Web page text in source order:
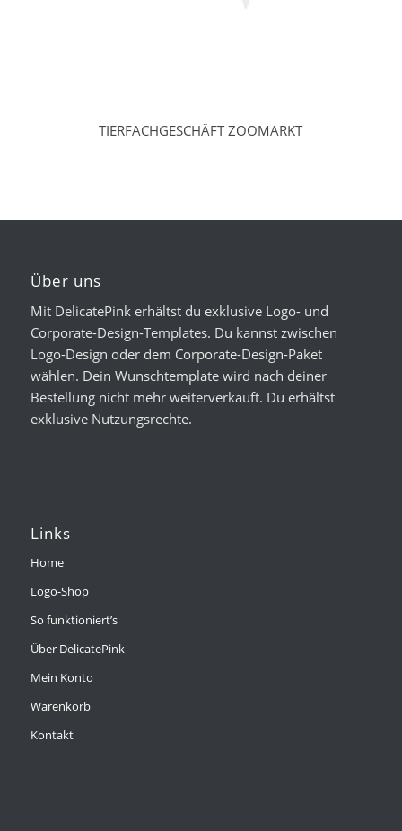
TIERFACHGESCHÄFT ZOOMARKT
Über uns
Mit DelicatePink erhältst du exklusive Logo- und
Corporate-Design-Templates. Du kannst zwischen
Logo-Design oder dem Corporate-Design-Paket
wählen. Dein Wunschtemplate wird nach deiner
Bestellung nicht mehr weiterverkauft. Du erhältst
exklusive Nutzungsrechte.
Links
Home
Logo-Shop
So funktioniert’s
Über DelicatePink
Mein Konto
Warenkorb
Kontakt